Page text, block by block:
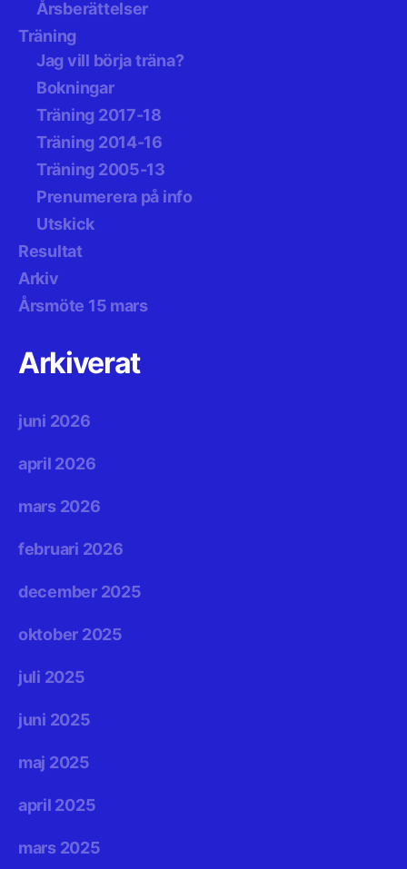
Årsberättelser
Träning
Jag vill börja träna?
Bokningar
Träning 2017-18
Träning 2014-16
Träning 2005-13
Prenumerera på info
Utskick
Resultat
Arkiv
Årsmöte 15 mars
Arkiverat
juni 2026
april 2026
mars 2026
februari 2026
december 2025
oktober 2025
juli 2025
juni 2025
maj 2025
april 2025
mars 2025